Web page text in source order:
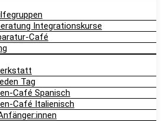
Integrationskurse
Café
Tag
Café Spanisch
Café Italienisch